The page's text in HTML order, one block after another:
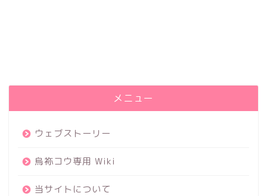
メニュー
ウェブストーリー
烏袮コウ専用 Wiki
当サイトについて